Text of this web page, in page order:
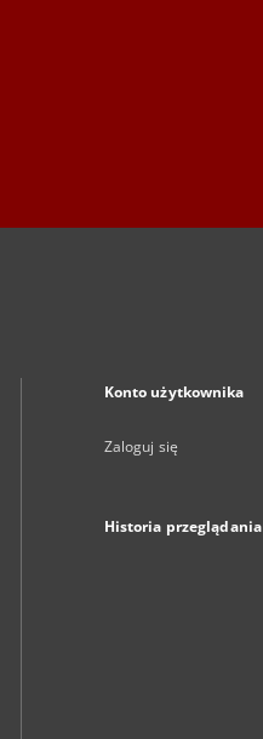
Konto użytkownika
Zaloguj się
Historia przeglądania